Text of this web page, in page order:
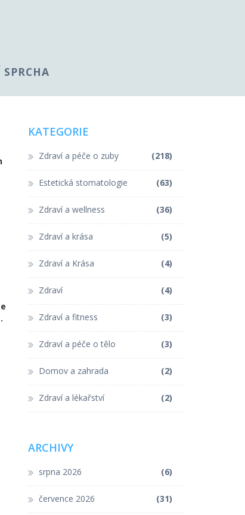
.
KATEGORIE
Zdraví a péče o zuby (218)
Estetická stomatologie (63)
Zdraví a wellness (36)
Zdraví a krása (5)
Zdraví a Krása (4)
Zdraví (4)
Zdraví a fitness (3)
Zdraví a péče o tělo (3)
Domov a zahrada (2)
Zdraví a lékařství (2)
ARCHIVY
srpna 2026 (6)
července 2026 (31)